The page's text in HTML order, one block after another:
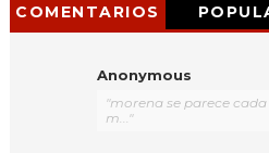
COMENTARIOS
Anonymous
"morena se parece
m..."